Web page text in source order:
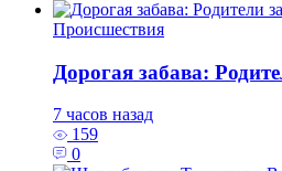
Происшествия
Дорогая забава:
7 часов назад
159
0